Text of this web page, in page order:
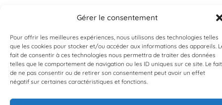
Gérer le consentement
Pour offrir les meilleures expériences, nous utilisons des technologies telles
que les cookies pour stocker et/ou accéder aux informations des appareils.
fait de consentir à ces technologies nous permettra de traiter des données
telles que le comportement de navigation ou les ID uniques sur ce site. Le fait
de ne pas consentir ou de retirer son consentement peut avoir un effet
négatif sur certaines caractéristiques et fonctions.